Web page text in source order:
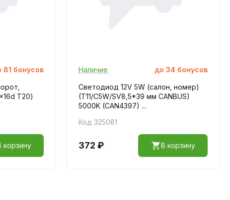
81 бонусов
T20)
корзину
Наличие до 34 бонусов
Светодиод 12V 5W (салон, номер)
(T11/C5W/SV8,5*39 мм CANBUS)
5000K (CAN4397) ...
Код 325081
372 ₽ В корзину